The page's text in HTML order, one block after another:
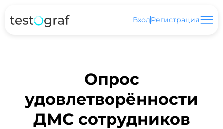
ВходРегистрация
Опрос
удовлетворённости
ДМС сотрудников